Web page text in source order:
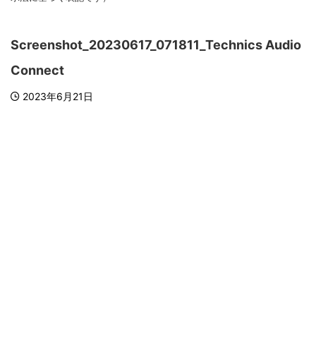
Screenshot_20230617_071811_Technics Audio
Connect
2023年6月21日